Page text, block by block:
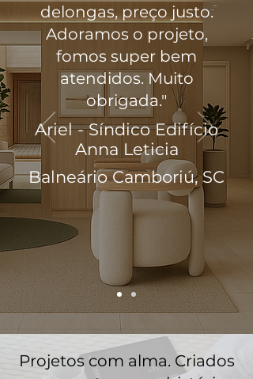
delongas, preço justo.
Adoramos o projeto,
fomos super bem
atendidos. Muito
obrigada."
Ariel - Síndico Edifício
Anna Leticia
Balneário Camboriú, SC
Projetos com alma. Criados